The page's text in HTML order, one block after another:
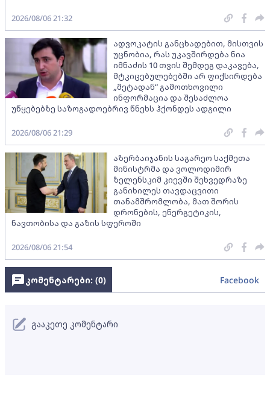
2026/08/06 21:32
ადვოკატის განცხადებით, მისთვის
უცნობია, რას უკავშირდება ნია
იმნაძის 10 თვის შემდეგ დაკავება,
მტკიცებულებებში არ ფიქსირდება
„მეტადან“ გამოთხოვილი
ინფორმაცია და შესაძლოა
უწყებებზე საზოგადოებრივ წნეხს ჰქონდეს ადგილი
2026/08/06 21:29
აზერბაიჯანის საგარეო საქმეთა
მინისტრმა და ვოლოდიმირ
ზელენსკიმ კიევში შეხვედრაზე
განიხილეს თავდაცვითი
თანამშრომლობა, მათ შორის
დრონების, ენერგეტიკის,
ნავთობისა და გაზის სფეროში
2026/08/06 21:54
კომენტარები: (0) Facebook
გააკეთე კომენტარი